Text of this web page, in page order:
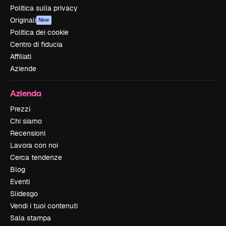
Politica sulla privacy
Originali New
Politica dei cookie
Centro di fiducia
Affiliati
Aziende
Azienda
Prezzi
Chi siamo
Recensioni
Lavora con noi
Cerca tendenze
Blog
Eventi
Slidesgo
Vendi i tuoi contenuti
Sala stampa